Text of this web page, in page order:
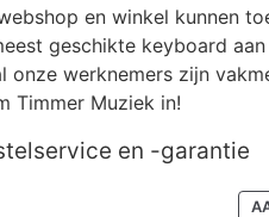
en winkel kunnen
geschikte keyboard
onze werknemers zijn
Timmer Muziek in!
en -garantie